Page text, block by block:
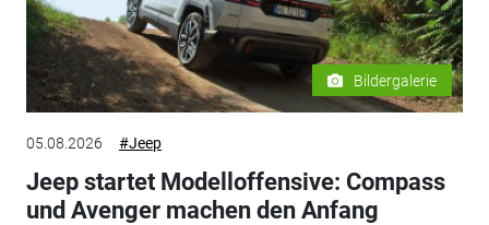
Bildergalerie
05.08.2026 #Jeep
Jeep startet Modelloffensive: Compass
und Avenger machen den Anfang